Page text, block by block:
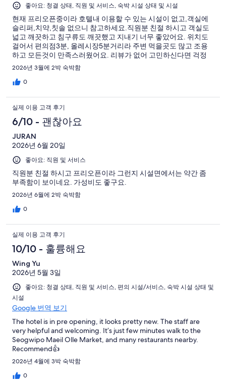
중
개
개
개
이
용
후
기
개
좋아요: 청결 상태, 직원 및 서비스, 숙박 시설 상태 및 시설
현재 프리오픈중이라 호텔내 이용할 수 있는 시설이 없고,객실에
슬리퍼,치약,칫솔 없으니 참고하세요.직원분 친절 하시고 객실도
넓고 깨끗하고 침구류도 깨끗했고 지내기 너무 좋았어요. 위치도
걸어서 편의점3분, 올레시장5분거리라 주변 먹을곳도 많고 조용
하고 모든것이 만족스러웠어요. 리뷰가 없어 고민하신다면 걱정
말고 선택하세요. 프리오픈하며 호텔명이 바뀐것뿐이지 전 호텔명
으로 찾아보면 리뷰가 굉장히 좋은곳이에요. 저는 서귀포 가면 또
이곳을 선택할거에요.
2026년 3월에 2박 숙박함
0
실제 이용 고객 후기
6/10 - 괜찮아요
JURAN
2026년 6월 20일
좋아요: 직원 및 서비스
직원분 친절 하시고 프리오픈이라 그런지 시설면에서는 약간 좀
부족함이 보이네요. 가성비도 좋구요.
2026년 6월에 2박 숙박함
0
실제 이용 고객 후기
10/10 - 훌륭해요
Wing Yu
2026년 5월 3일
좋아요: 청결 상태, 직원 및 서비스, 편의 시설/서비스, 숙박 시설 상태 및
시설
Google 번역 보기
The hotel is in pre opening, it looks pretty new. The staff are
very helpful and welcoming. It’s just few minutes walk to the
Seogwipo Maeil Olle Market, and many restaurants nearby.
Recommend👍
2026년 4월에 3박 숙박함
0